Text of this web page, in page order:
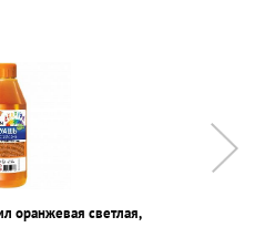
оранжевая светлая,